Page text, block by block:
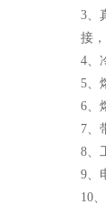
3、
接
4、
5、
6、
7、
8、
9、
10